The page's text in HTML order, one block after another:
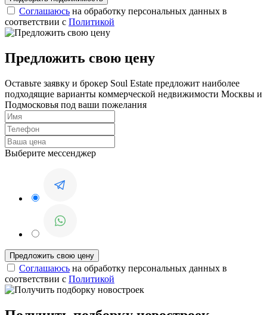
Соглашаюсь на обработку персональных данных в
соответствии с Политикой
Предложить свою цену
Оставьте заявку и брокер Soul Estate предложит наиболее
подходящие варианты коммерческой недвижимости Москвы и
Подмосковья под ваши пожелания
Выберите мессенджер
Соглашаюсь на обработку персональных данных в
соответствии с Политикой